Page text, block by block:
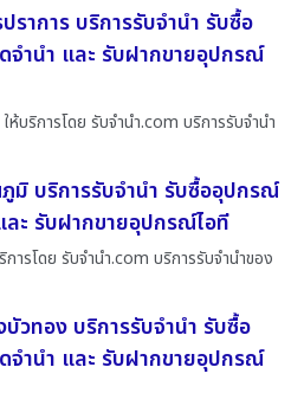
าการ บริการรับจำนำ รับซื้อ
ำนำ และ รับฝากขายอุปกรณ์
บริการโดย รับจํานํา.com บริการรับจำนำ
มิ บริการรับจำนำ รับซื้ออุปกรณ์
ละ รับฝากขายอุปกรณ์ไอที
ารโดย รับจํานํา.com บริการรับจำนำของ
วทอง บริการรับจำนำ รับซื้อ
ำนำ และ รับฝากขายอุปกรณ์